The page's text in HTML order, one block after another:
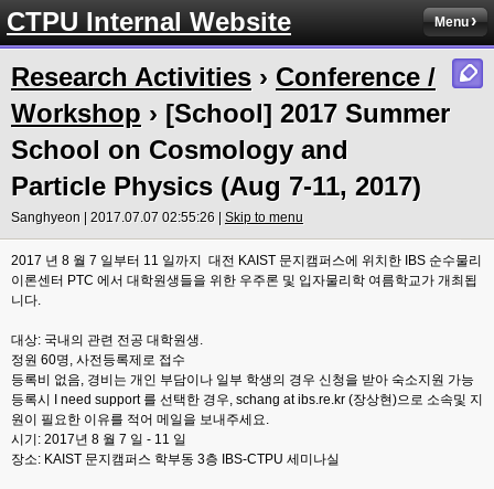
CTPU Internal Website Menu
Research Activities › Conference /
Workshop › [School] 2017 Summer
School on Cosmology and
Particle Physics (Aug 7-11, 2017)
Sanghyeon | 2017.07.07 02:55:26 | Skip to menu
2017 년 8 월 7 일부터 11 일까지 대전 KAIST 문지캠퍼스에 위치한 IBS 순수물리
이론센터 PTC 에서 대학원생들을 위한 우주론 및 입자물리학 여름학교가 개최됩
니다.
대상: 국내의 관련 전공 대학원생.
정원 60명, 사전등록제로 접수
등록비 없음, 경비는 개인 부담이나 일부 학생의 경우 신청을 받아 숙소지원 가능
등록시 I need support 를 선택한 경우, schang at ibs.re.kr (장상현)으로 소속및 지
원이 필요한 이유를 적어 메일을 보내주세요.
시기: 2017년 8 월 7 일 - 11 일
장소: KAIST 문지캠퍼스 학부동 3층 IBS-CTPU 세미나실